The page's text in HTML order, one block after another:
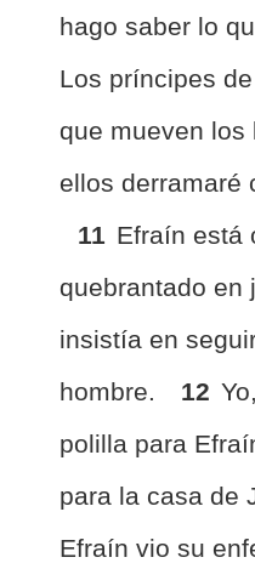
hago saber lo
Los príncipes
que mueven los
ellos derramaré
11 Efraín está
quebrantado en
insistía en
hombre.
12
polilla para
para la casa de
Efraín vio su